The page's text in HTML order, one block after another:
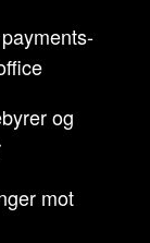
og
mot